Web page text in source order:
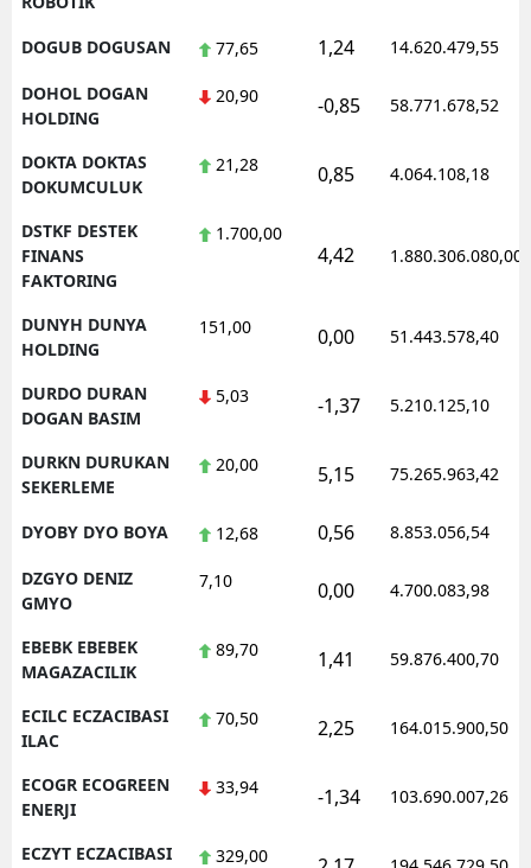
DOGUB DOGUSAN 77,65 1,24 14.620.479,55
DOHOL DOGAN
HOLDING
20,90 -0,85 58.771.678,52
DOKTA DOKTAS
DOKUMCULUK
21,28 0,85 4.064.108,18
DSTKF DESTEK
FINANS
FAKTORING
1.700,00
4,42 1.880.306.080,00
DUNYH DUNYA
HOLDING
151,00 0,00 51.443.578,40
DURDO DURAN
DOGAN BASIM
5,03 -1,37 5.210.125,10
DURKN DURUKAN
SEKERLEME
20,00 5,15 75.265.963,42
DYOBY DYO BOYA 12,68 0,56 8.853.056,54
DZGYO DENIZ
GMYO
7,10 0,00 4.700.083,98
EBEBK EBEBEK
MAGAZACILIK
89,70 1,41 59.876.400,70
ECILC ECZACIBASI
ILAC
70,50 2,25 164.015.900,50
ECOGR ECOGREEN
ENERJI
33,94 -1,34 103.690.007,26
ECZYT ECZACIBASI
329,00